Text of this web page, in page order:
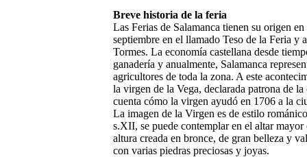
Breve historia de la feria
Las Ferias de Salamanca tienen su origen
septiembre en el llamado Teso de la Feria
Tormes. La economía castellana desde
ganadería y anualmente, Salamanca
agricultores de toda la zona. A este
la virgen de la Vega, declarada patrona de
cuenta cómo la virgen ayudó en 1706 a la
La imagen de la Virgen es de estilo
s.XII, se puede contemplar en el altar
altura creada en bronce, de gran belleza y
con varias piedras preciosas y joyas.